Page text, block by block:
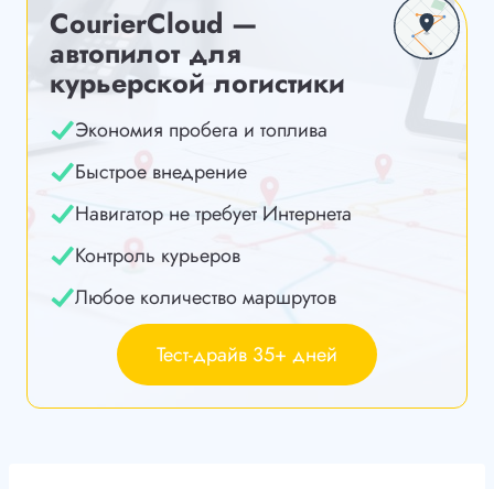
CourierCloud —
автопилот для
курьерской логистики
Экономия пробега и топлива
Быстрое внедрение
Навигатор не требует Интернета
Контроль курьеров
Любое количество маршрутов
Тест-драйв 35+ дней